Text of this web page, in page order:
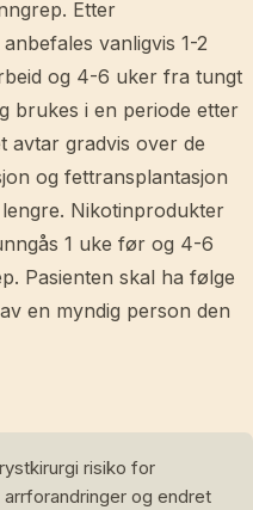
Etter
vanligvis 1-2
og 4-6 uker fra tungt
brukes i en periode etter
avtar gradvis over de
og fettransplantasjon
Nikotinprodukter
1 uke før og 4-6
Pasienten skal ha følge
en myndig person den
risiko for
og endret